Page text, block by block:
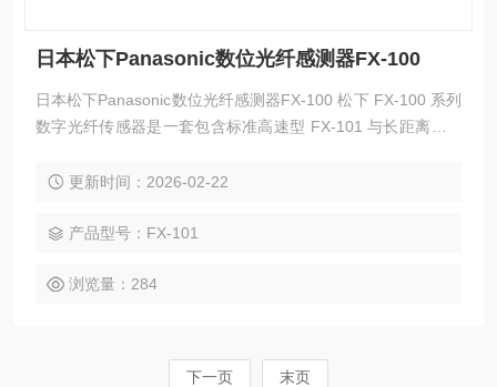
日本松下Panasonic数位光纤感测器FX-100
日本松下Panasonic数位光纤感测器FX-100 松下 FX‑100 系列
数字光纤传感器是一套包含标准高速型 FX‑101 与长距离型 F
型、连接器型等全系列衍生型号，具备超薄机身、双屏显示、
光纤探头实现微小物体、透明体、远距离及高速工件的高精度
更新时间：2026-02-22
产品型号：FX-101
浏览量：284
下一页 末页